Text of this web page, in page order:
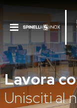
Toggle
Lavora
Unisciti al